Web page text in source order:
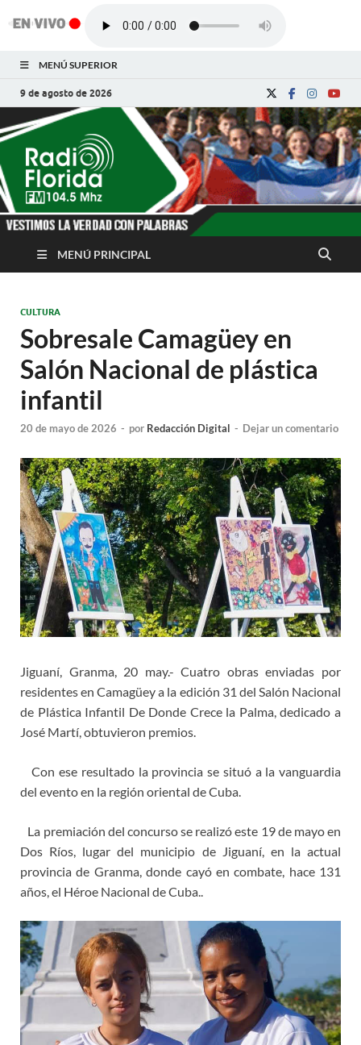
MENÚ SUPERIOR
9 de agosto de 2026
Radio Florida de
Cuba
Noticias y Actualidades de Florida, Camagüey,
MENÚ PRINCIPAL
CULTURA
Sobresale Camagüey en
Salón Nacional de plástica
infantil
20 de mayo de 2026 - por Redacción Digital - Dejar un comentario
Jiguaní, Granma, 20 may.- Cuatro obras enviadas por
residentes en Camagüey a la edición 31 del Salón Nacional
de Plástica Infantil De Donde Crece la Palma, dedicado a
José Martí, obtuvieron premios.
Con ese resultado la provincia se situó a la vanguardia
del evento en la región oriental de Cuba.
La premiación del concurso se realizó este 19 de mayo en
Dos Ríos, lugar del municipio de Jiguaní, en la actual
provincia de Granma, donde cayó en combate, hace 131
años, el Héroe Nacional de Cuba..